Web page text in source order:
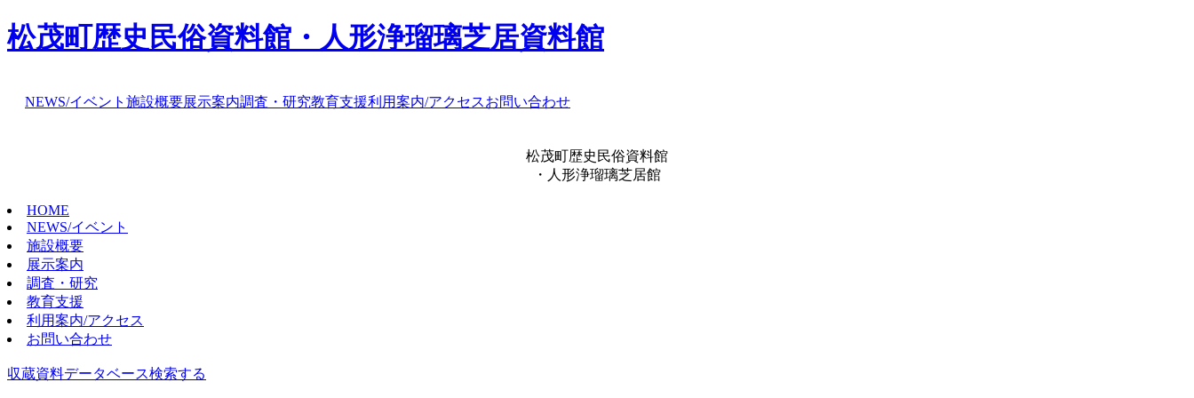
松茂町歴史民俗資料館・人形浄瑠璃芝居資料館
NEWS/イベント 施設概要展示案内調査・研究教育支援利用案内/アクセスお問い合わせ
松茂町歴史民俗資料館
・人形浄瑠璃芝居館
HOME
NEWS/イベント
施設概要
展示案内
調査・研究
教育支援
利用案内/アクセス
お問い合わせ
収蔵資料データベース検索する